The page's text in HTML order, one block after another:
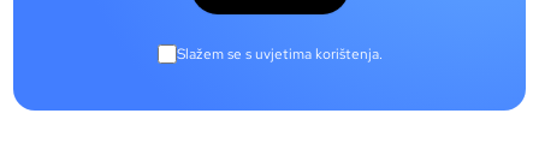
Slažem se s uvjetima korištenja.